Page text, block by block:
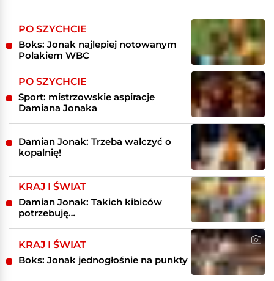
PO SZYCHCIE
Boks: Jonak najlepiej notowanym
Polakiem WBC
PO SZYCHCIE
Sport: mistrzowskie aspiracje
Damiana Jonaka
Damian Jonak: Trzeba walczyć o
kopalnię!
KRAJ I ŚWIAT
Damian Jonak: Takich kibiców
potrzebuję…
KRAJ I ŚWIAT
Boks: Jonak jednogłośnie na punkty